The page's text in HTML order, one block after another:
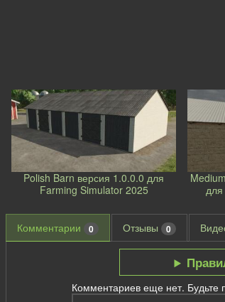
Polish Barn версия 1.0.0.0 для
Farming Simulator 2025
Комментарии 0 Отзывы 0
Комментариев еще нет. Будьте